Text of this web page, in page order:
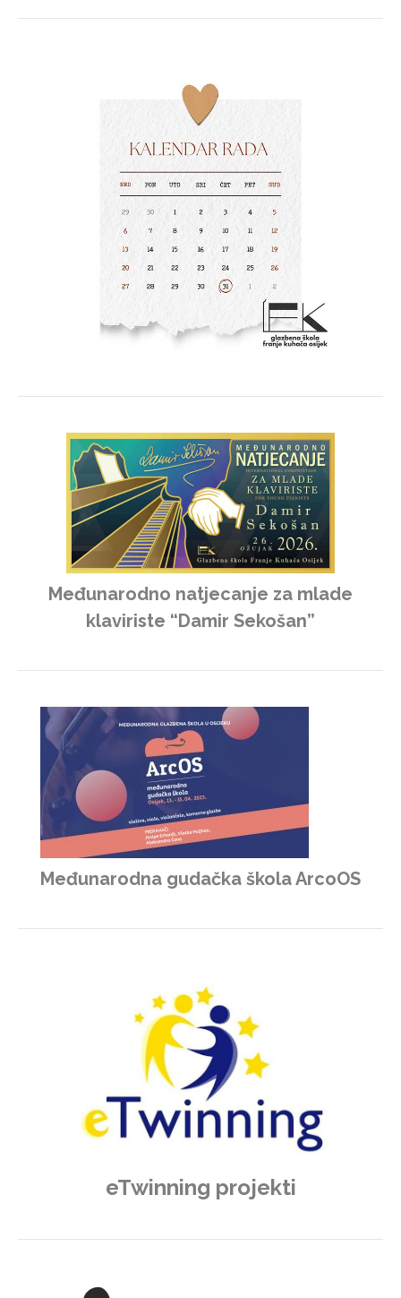
Međunarodno natjecanje za mlade
klaviriste “Damir Sekošan”
Međunarodna gudačka škola ArcoOS
eTwinning projekti